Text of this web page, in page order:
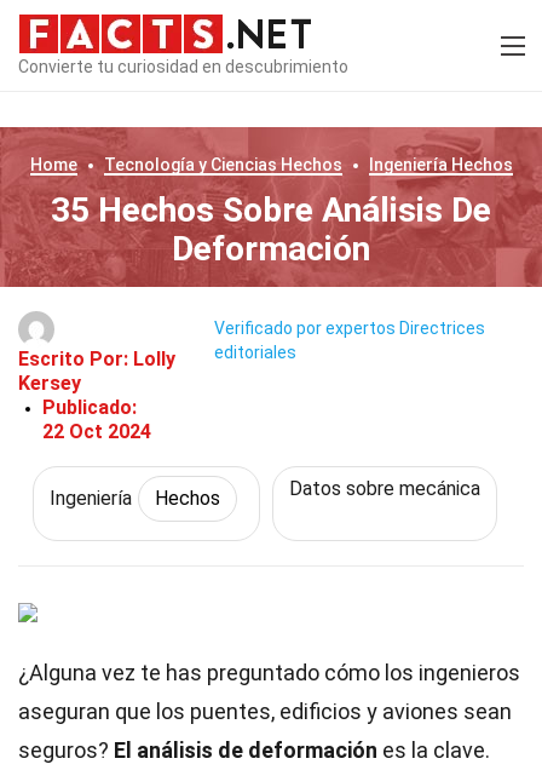
Convierte tu curiosidad en descubrimiento
Home Tecnología y Ciencias Hechos Ingeniería Hechos
35 Hechos Sobre Análisis De
Deformación
Escrito Por: Lolly
Kersey
Publicado:
22 Oct 2024
Verificado por expertos Directrices
editoriales
Ingeniería Hechos Datos sobre mecánica
¿Alguna vez te has preguntado cómo los ingenieros
aseguran que los puentes, edificios y aviones sean
seguros? El análisis de deformación es la clave.